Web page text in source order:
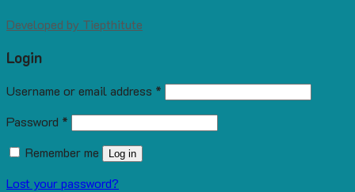
Developed by Tiepthitute
Login
Username or email address *
Password *
Remember me
Log in
Lost your password?